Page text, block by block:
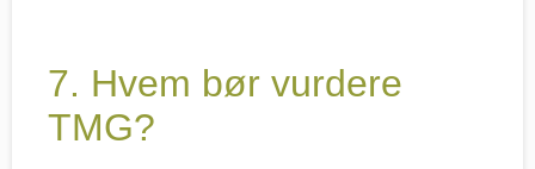
7. Hvem bør vurdere
TMG?